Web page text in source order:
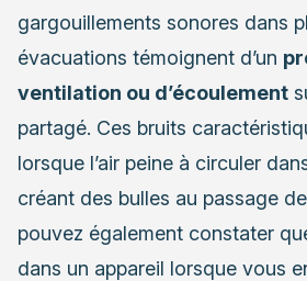
gargouillements sonores dans
évacuations témoignent d’un
ventilation ou d’écoulement
partagé. Ces bruits
lorsque l’air peine à circuler
créant des bulles au passage de
pouvez également constater
dans un appareil lorsque vous